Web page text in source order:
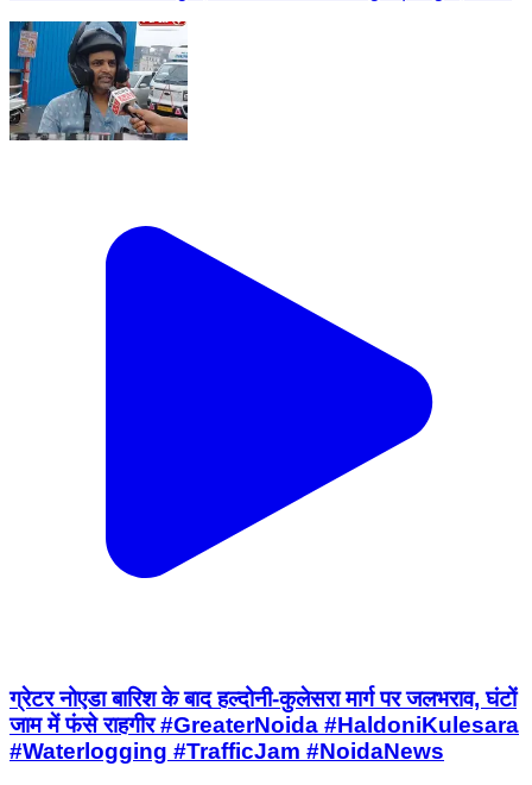
ग्रेटर नोएडा बारिश के बाद हल्दोनी-कुलेसरा मार्ग पर जलभराव, घंटों
जाम में फंसे राहगीर #GreaterNoida #HaldoniKulesara
#Waterlogging #TrafficJam #NoidaNews